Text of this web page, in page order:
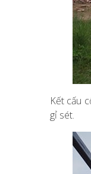
Kết cấu
gỉ sét.